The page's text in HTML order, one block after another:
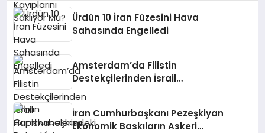
Ürdün 10 İran Füzesini Hava
Sahasında Engelledi
Amsterdam’da Filistin
Destekçilerinden İsrail
Hapishanelerindeki Doktor İçin
Yürüyüş
İran Cumhurbaşkanı Pezeşkiyan
Ekonomik Baskıların Askeri